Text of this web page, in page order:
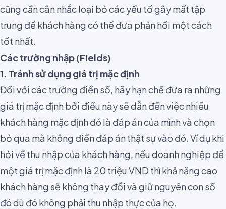
cũng cần cân nhắc loại bỏ các yếu tố gây mất tập
trung để khách hàng có thể đưa phản hồi một cách
tốt nhất.
Các trường nhập (Fields)
1. Tránh sử dụng giá trị mặc định
Đối với các trường điền số, hãy hạn chế đưa ra những
giá trị mặc định bởi điều này sẽ dẫn đến việc nhiều
khách hàng mặc định đó là đáp án của mình và chọn
bỏ qua mà không điền đáp án thật sự vào đó. Ví dụ khi
hỏi về thu nhập của khách hàng, nếu doanh nghiệp để
một giá trị mặc định là 20 triệu VND thì khả năng cao
khách hàng sẽ không thay đổi và giữ nguyên con số
đó dù đó không phải thu nhập thực của họ.